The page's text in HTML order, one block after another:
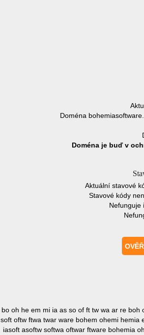
Doména
Doména je buď v
Aktuální stavové
Stavové kódy
Nefunguje
bo oh he em mi ia as so of ft tw wa ar re
soft oftw ftwa twar ware bohem ohemi hemia
iasoft asoftw softwa oftwar ftware bohemia